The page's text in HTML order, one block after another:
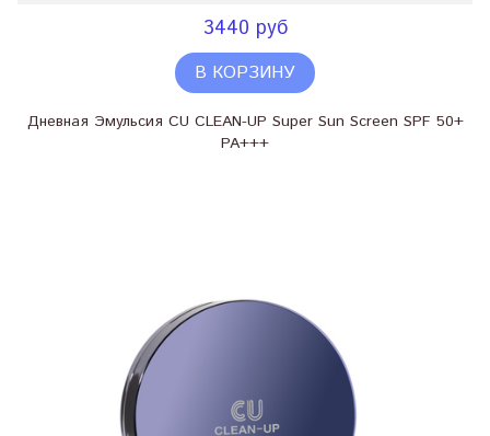
3440 руб
В КОРЗИНУ
Дневная Эмульсия CU CLEAN-UP Super Sun Screen SPF 50+
PA+++